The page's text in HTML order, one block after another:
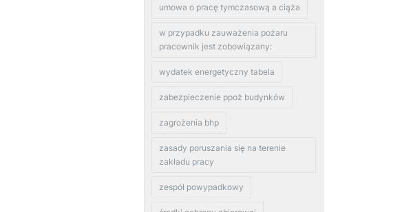
umowa o pracę tymczasową a ciąża
w przypadku zauważenia pożaru
pracownik jest zobowiązany:
wydatek energetyczny tabela
zabezpieczenie ppoż budynków
zagrożenia bhp
zasady poruszania się na terenie
zakładu pracy
zespół powypadkowy